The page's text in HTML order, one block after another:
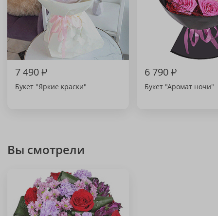
7 490₽
Букет "Яркие краски"
6 790₽
Букет "Аромат ночи"
Вы смотрели